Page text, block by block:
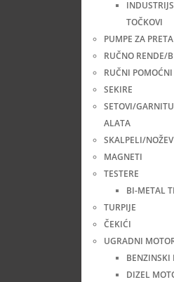
TOČKOVI
PUMPE ZA
RUČNO RENDE/
RUČNI
SEKIRE
SETOVI/
ALATA
SKALPELI/
MAGNETI
TESTERE
BI-METAL
TURPIJE
ČEKIĆI
UGRADNI
BENZINSKI
DIZEL